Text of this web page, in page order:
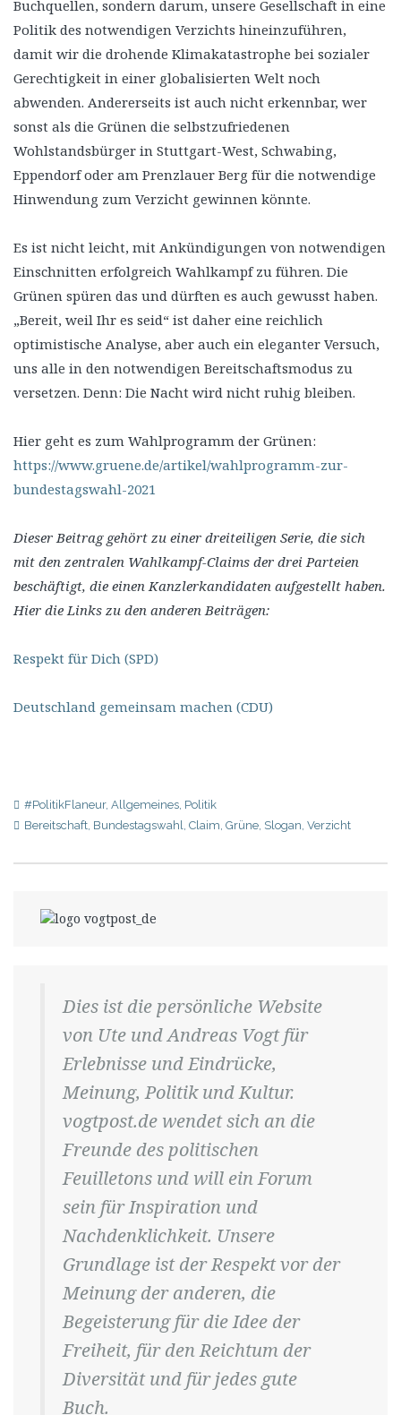
Buchquellen, sondern darum, unsere Gesellschaft in eine
Politik des notwendigen Verzichts hineinzuführen,
damit wir die drohende Klimakatastrophe bei sozialer
Gerechtigkeit in einer globalisierten Welt noch
abwenden. Andererseits ist auch nicht erkennbar, wer
sonst als die Grünen die selbstzufriedenen
Wohlstandsbürger in Stuttgart-West, Schwabing,
Eppendorf oder am Prenzlauer Berg für die notwendige
Hinwendung zum Verzicht gewinnen könnte.
Es ist nicht leicht, mit Ankündigungen von notwendigen
Einschnitten erfolgreich Wahlkampf zu führen. Die
Grünen spüren das und dürften es auch gewusst haben.
„Bereit, weil Ihr es seid“ ist daher eine reichlich
optimistische Analyse, aber auch ein eleganter Versuch,
uns alle in den notwendigen Bereitschaftsmodus zu
versetzen. Denn: Die Nacht wird nicht ruhig bleiben.
Hier geht es zum Wahlprogramm der Grünen:
https://www.gruene.de/artikel/wahlprogramm-zur-
bundestagswahl-2021
Dieser Beitrag gehört zu einer dreiteiligen Serie, die sich
mit den zentralen Wahlkampf-Claims der drei Parteien
beschäftigt, die einen Kanzlerkandidaten aufgestellt haben.
Hier die Links zu den anderen Beiträgen:
Respekt für Dich (SPD)
Deutschland gemeinsam machen (CDU)
#PolitikFlaneur, Allgemeines, Politik
Bereitschaft, Bundestagswahl, Claim, Grüne, Slogan, Verzicht
Dies ist die persönliche Website
von Ute und Andreas Vogt für
Erlebnisse und Eindrücke,
Meinung, Politik und Kultur.
vogtpost.de wendet sich an die
Freunde des politischen
Feuilletons und will ein Forum
sein für Inspiration und
Nachdenklichkeit. Unsere
Grundlage ist der Respekt vor der
Meinung der anderen, die
Begeisterung für die Idee der
Freiheit, für den Reichtum der
Diversität und für jedes gute
Buch.